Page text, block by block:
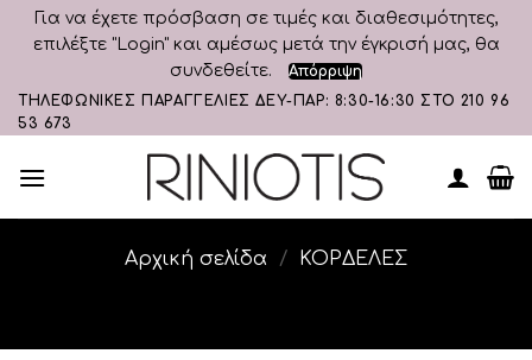
Για να έχετε πρόσβαση σε τιμές και διαθεσιμότητες,
επιλέξτε "Login" και αμέσως μετά την έγκρισή μας, θα
συνδεθείτε.
Απόρριψη
Skip
to
ΤΗΛΕΦΩΝΙΚΕΣ ΠΑΡΑΓΓΕΛΙΕΣ ΔΕΥ-ΠΑΡ: 8:30-16:30 ΣΤΟ 210 96
53 673
Αρχική σελίδα / ΚΟΡΔΕΛΕΣ